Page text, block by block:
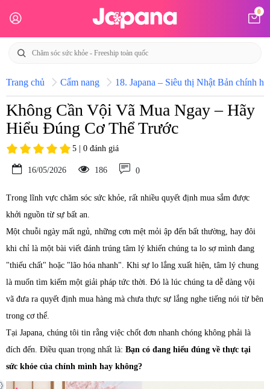
0
Trang chủ Cẩm nang 18. Japana – Siêu thị Nhật Bản chính
Không Cần Vội Vã Mua Ngay – Hãy
Hiểu Đúng Cơ Thể Trước
5 | 0 đánh giá
16/05/2026 186 0
Trong lĩnh vực chăm sóc sức khỏe, rất nhiều quyết định mua sắm được
khởi nguồn từ sự bất an.
Một chuỗi ngày mất ngủ, những cơn mệt mỏi ập đến bất thường, hay đôi
khi chỉ là một bài viết đánh trúng tâm lý khiến chúng ta lo sợ mình đang
"thiếu chất" hoặc "lão hóa nhanh". Khi sự lo lắng xuất hiện, tâm lý chung
là muốn tìm kiếm một giải pháp tức thời. Đó là lúc chúng ta dễ dàng vội
vã đưa ra quyết định mua hàng mà chưa thực sự lắng nghe tiếng nói từ bên
trong cơ thể.
Tại Japana, chúng tôi tin rằng việc chốt đơn nhanh chóng không phải là
đích đến. Điều quan trọng nhất là: Bạn có đang hiểu đúng về thực tại
sức khỏe của chính mình hay không?